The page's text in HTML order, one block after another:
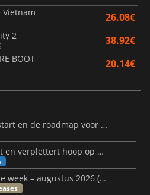
Vietnam 26.08€
2 38.92€
BOOT 20.14€
MARVEL Tōkon gaat van start en de roadmap voor jaar 1 is bekendgemaakt
Steam Frame-prijs lekt uit en verplettert hoop op betaalbare VR
Niuwe Videogames van de week – augustus 2026 (week 32)